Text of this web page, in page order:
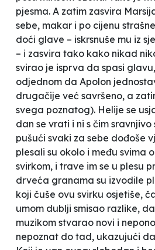
pjesma. A zatim zasvira
sebe, makar i po cijenu
doći glave – iskrsnuše mu iz
– i zasvira tako kako nikad
svirao je isprva da spasi
odjednom da Apolon
drugačije već savršeno, a
svega poznatog). Helije se
dan se vrati i ni s čim
pušući svaki za sebe dođoše
plesali su okolo i među svima
svirkom, i trave im se u plesu
drveća granama su izvodile
koji čuše ovu svirku osjetiše,
umom dublji smisao razlike,
muzikom stvarao novi i
nepoznat do tad, ukazujući